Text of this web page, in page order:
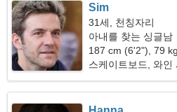
Sim
31세, 천칭자리
아내를 찾는 싱글남
187 cm (6'2"), 79
스케이트보드, 와인